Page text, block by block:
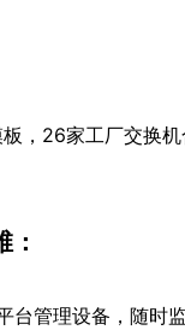
，26家工厂交换
台管理设备，随时